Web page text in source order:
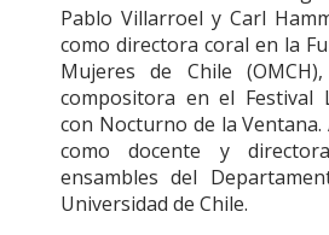
Pablo Villarroel y Carl
como directora coral en la
Mujeres de Chile
compositora en el Festival
con Nocturno de la
como docente y
ensambles del
Universidad de Chile.